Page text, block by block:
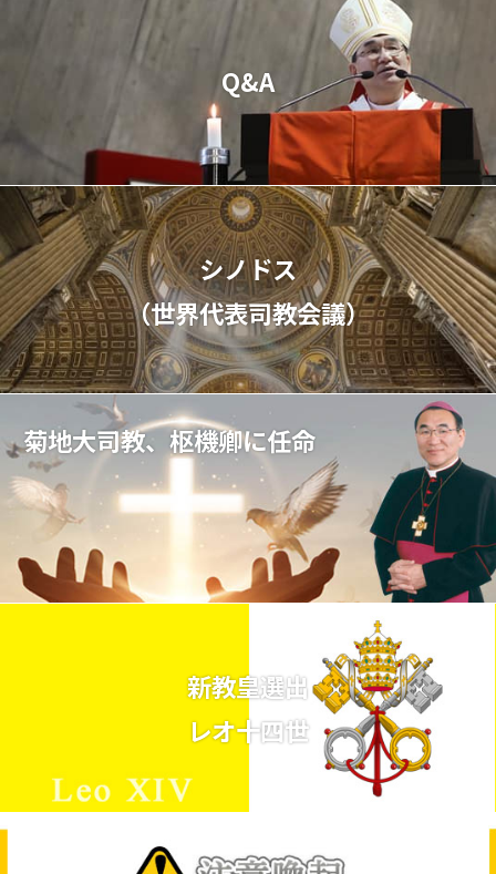
Q&A
シノドス
（世界代表司教会議）
菊地大司教、枢機卿に任命
新教皇選出
レオ十四世